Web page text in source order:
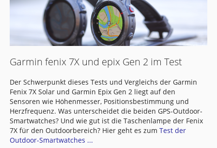
Garmin fenix 7X und epix Gen 2 im Test
Der Schwerpunkt dieses Tests und Vergleichs der Garmin
Fenix 7X Solar und Garmin Epix Gen 2 liegt auf den
Sensoren wie Höhenmesser, Positionsbestimmung und
Herzfrequenz. Was unterscheidet die beiden GPS-Outdoor-
Smartwatches? Und wie gut ist die Taschenlampe der Fenix
7X für den Outdoorbereich? Hier geht es zum Test der
Outdoor-Smartwatches ...